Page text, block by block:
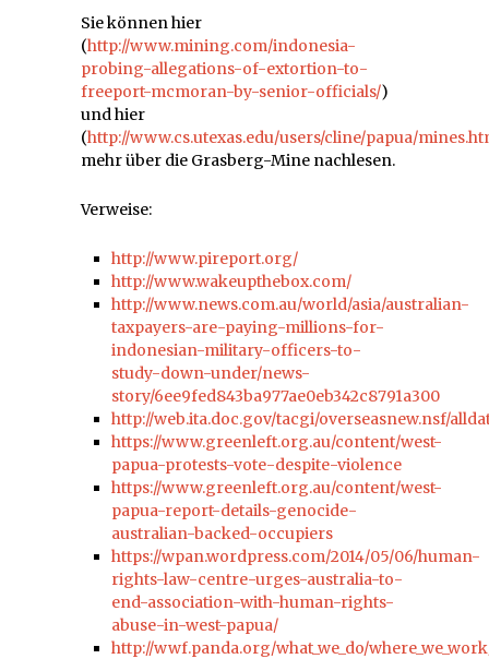
Sie können hier
(http://www.mining.com/indonesia-
probing-allegations-of-extortion-to-
freeport-mcmoran-by-senior-officials/)
und hier
(http://www.cs.utexas.edu/users/cline/papua/
mehr über die Grasberg-Mine nachlesen.
Verweise:
http://www.pireport.org/
http://www.wakeupthebox.com/
http://www.news.com.au/world/asia/australian-
taxpayers-are-paying-millions-for-
indonesian-military-officers-to-
study-down-under/news-
story/6ee9fed843ba977ae0eb342c8791a300
http://web.ita.doc.gov/tacgi/overseasnew.nsf/
https://www.greenleft.org.au/content/west-
papua-protests-vote-despite-violence
https://www.greenleft.org.au/content/west-
papua-report-details-genocide-
australian-backed-occupiers
https://wpan.wordpress.com/2014/05/06/human-
rights-law-centre-urges-australia-to-
end-association-with-human-rights-
abuse-in-west-papua/
http://wwf.panda.org/what_we_do/